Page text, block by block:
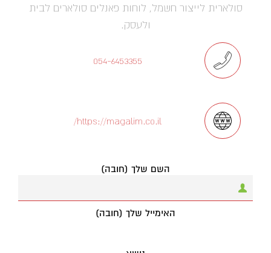
סולארית לייצור חשמל, לוחות פאנלים סולארים לבית
ולעסק.
054-6453355
https://magalim.co.il/
השם שלך (חובה)
האימייל שלך (חובה)